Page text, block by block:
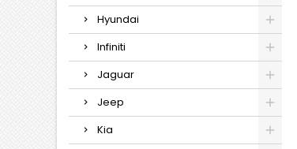
Hyundai
Infiniti
Jaguar
Jeep
Kia